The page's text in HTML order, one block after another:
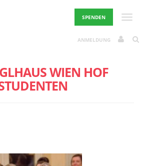
SPENDEN
ANMELDUNG
WIEN HOF